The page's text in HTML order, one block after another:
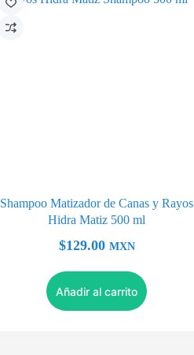
Shampoo Matizador de Canas y Rayos
Hidra Matiz 500 ml
$129.00 MXN
Añadir al carrito